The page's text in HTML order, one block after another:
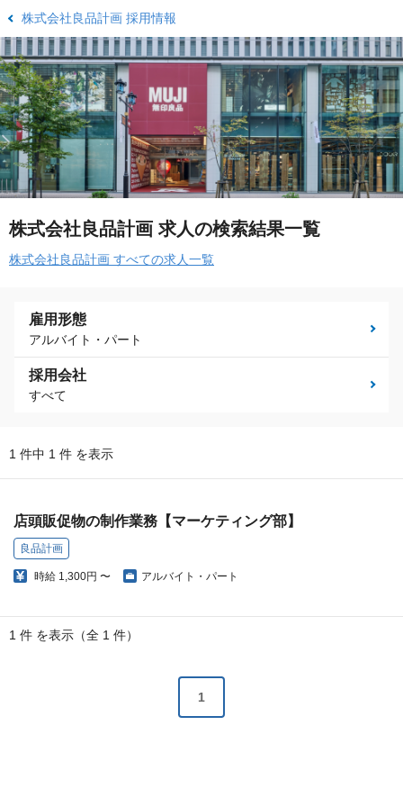
株式会社良品計画 採用情報
株式会社良品計画 求人の検索結果一覧
株式会社良品計画 すべての求人一覧
雇用形態
アルバイト・パート
採用会社
すべて
1 件中 1 件 を表示
店頭販促物の制作業務【マーケティング部】
良品計画
時給 1,300円 〜 アルバイト・パート
1 件 を表示（全 1 件）
1